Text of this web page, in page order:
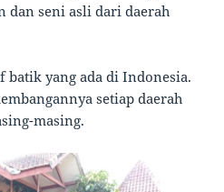
dan seni asli dari daerah
batik yang ada di Indonesia.
setiap daerah
masing.